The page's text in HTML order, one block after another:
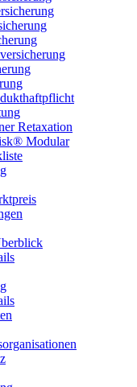
Retaxation
Modular